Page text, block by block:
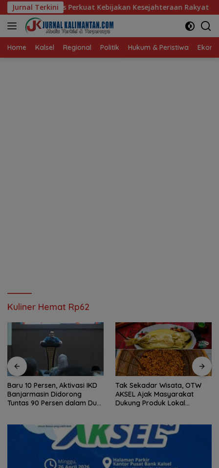
Langsung
ke
konten
Jurnal Terkini
Kebijakan Kesejahteraan Rakyat Baru 10
Home Kalsel Regional Politik Hukum & Peristiwa
Kuliner Hemat Rp62
Baru 10 Persen, Aktivasi IKD
Banjarmasin Didorong
Tuntas 90 Persen dalam Dua
Tak Sekadar Wisata, OTW
AKSEL Ajak Masyarakat
Dukung Produk Lokal